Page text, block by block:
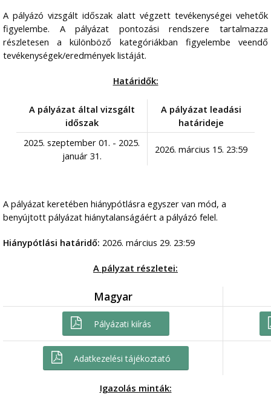
A pályázó vizsgált időszak alatt végzett tevékenységei vehetők
figyelembe. A pályázat pontozási rendszere tartalmazza
részletesen a különböző kategóriákban figyelembe veendő
tevékenységek/eredmények listáját.
Határidők:
A pályázat által vizsgált
időszak
A pályázat leadási
határideje
2025. szeptember 01. - 2025.
január 31.
2026. március 15. 23:59
A pályázat keretében hiánypótlásra egyszer van mód, a
benyújtott pályázat hiánytalanságáért a pályázó felel.
Hiánypótlási határidő: 2026. március 29. 23:59
A pályzat részletei:
Magyar
Pályázati kiírás
Adatkezelési tájékoztató
Igazolás minták: